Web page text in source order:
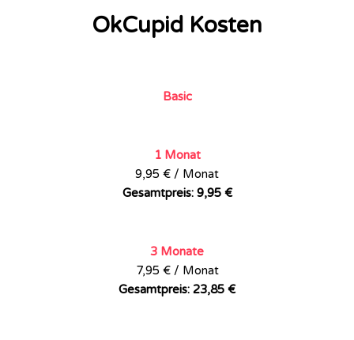
OkCupid Kosten
Basic
1 Monat
9,95 € / Monat
Gesamtpreis: 9,95 €
3 Monate
7,95 € / Monat
Gesamtpreis: 23,85 €